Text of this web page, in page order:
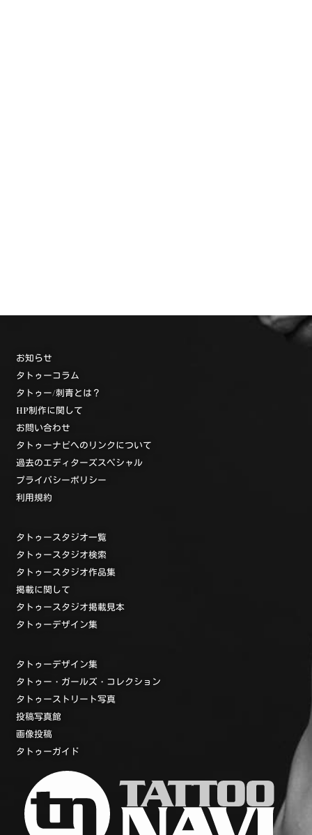
お知らせ
タトゥーコラム
タトゥー/刺青とは？
HP制作に関して
お問い合わせ
タトゥーナビへのリンクについて
過去のエディターズスペシャル
プライバシーポリシー
利用規約
タトゥースタジオ一覧
タトゥースタジオ検索
タトゥースタジオ作品集
掲載に関して
タトゥースタジオ掲載見本
タトゥーデザイン集
タトゥーデザイン集
タトゥー・ガールズ・コレクション
タトゥーストリート写真
投稿写真館
画像投稿
タトゥーガイド